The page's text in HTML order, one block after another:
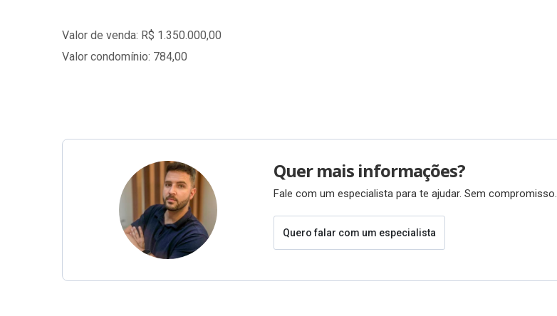
Valor de venda: R$ 1.350.000,00
Valor condomínio: 784,00
Quer mais informações?
Fale com um especialista para te ajudar. Sem compromisso.
Quero falar com um especialista